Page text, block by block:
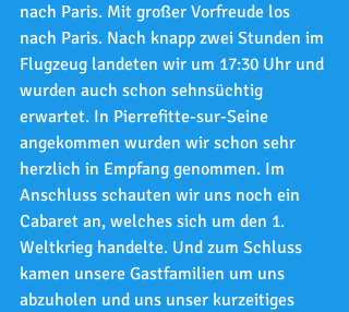
nach Paris. Mit großer Vorfreude los
nach Paris. Nach knapp zwei Stunden im
Flugzeug landeten wir um 17:30 Uhr und
wurden auch schon sehnsüchtig
erwartet. In Pierrefitte-sur-Seine
angekommen wurden wir schon sehr
herzlich in Empfang genommen. Im
Anschluss schauten wir uns noch ein
Cabaret an, welches sich um den 1.
Weltkrieg handelte. Und zum Schluss
kamen unsere Gastfamilien um uns
abzuholen und uns unser kurzeitiges